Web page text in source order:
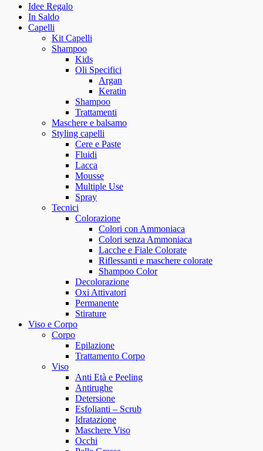
Idee Regalo
In Saldo
Capelli
Kit Capelli
Shampoo
Kids
Oli Specifici
Argan
Keratin
Shampoo
Trattamenti
Maschere e balsamo
Styling capelli
Cere e Paste
Fluidi
Lacca
Mousse
Multiple Use
Spray
Tecnici
Colorazione
Colori con Ammoniaca
Colori senza Ammoniaca
Lacche e Fiale Colorate
Riflessanti e maschere colorate
Shampoo Color
Decolorazione
Oxi Attivatori
Permanente
Stirature
Viso e Corpo
Corpo
Epilazione
Trattamento Corpo
Viso
Anti Età e Peeling
Antirughe
Detersione
Esfolianti – Scrub
Idratazione
Maschere Viso
Occhi